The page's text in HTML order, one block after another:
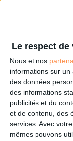
Le respect
Nous et nos
informations sur un
des données
des informations
publicités et du
et de contenu, des
services. Avec
mêmes pouvons
DSI du
Les derniers guides :
IA